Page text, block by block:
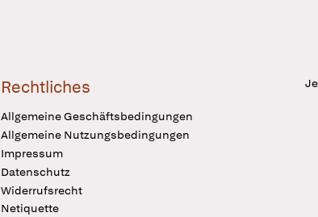
Rechtliches
Allgemeine Geschäftsbedingungen
Allgemeine Nutzungsbedingungen
Impressum
Datenschutz
Widerrufsrecht
Netiquette